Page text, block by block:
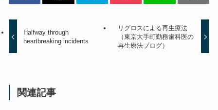
Halfway through
heartbreaking incidents
リグロスによる再生療法
（東京大手町勤務歯科医の
再生療法ブログ）
関連記事